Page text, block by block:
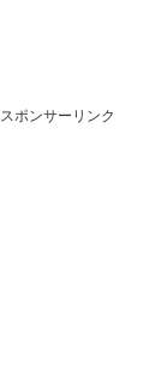
スポンサーリンク